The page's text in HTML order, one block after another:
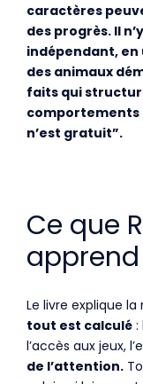
caractères
des progrès. Il
indépendant, en
des animaux
faits qui
comportements
n’est gratuit”.
Ce que
apprend
Le livre explique
tout est calculé :
l’accès aux jeux,
de l’attention.